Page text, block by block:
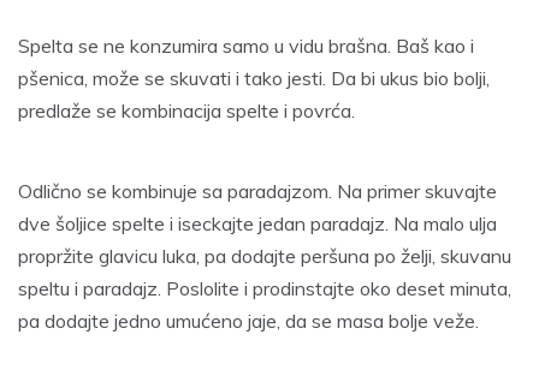
Spelta se ne konzumira samo u vidu brašna. Baš kao i
pšenica, može se skuvati i tako jesti. Da bi ukus bio bolji,
predlaže se kombinacija spelte i povrća.
Odlično se kombinuje sa paradajzom. Na primer skuvajte
dve šoljice spelte i iseckajte jedan paradajz. Na malo ulja
propržite glavicu luka, pa dodajte peršuna po želji, skuvanu
speltu i paradajz. Poslolite i prodinstajte oko deset minuta,
pa dodajte jedno umućeno jaje, da se masa bolje veže.